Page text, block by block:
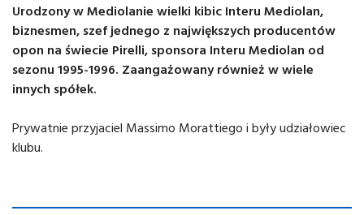
Urodzony w Mediolanie wielki kibic Interu Mediolan,
biznesmen, szef jednego z największych producentów
opon na świecie Pirelli, sponsora Interu Mediolan od
sezonu 1995-1996. Zaangażowany również w wiele
innych spółek.
Prywatnie przyjaciel Massimo Morattiego i były udziałowiec
klubu.